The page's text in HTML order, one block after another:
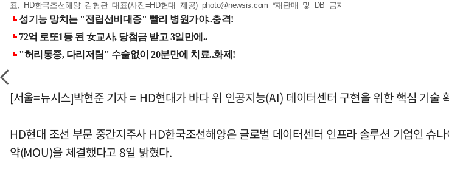
표, HD한국조선해양 김형관 대표(사진=HD현대 제공) photo@newsis.com *재판매 및 DB 금지
[서울=뉴시스]박현준 기자 = HD현대가 바다 위 인공지능(AI) 데이터센터 구현을 위한 핵심 기술
HD현대 조선 부문 중간지주사 HD한국조선해양은 글로벌 데이터센터 인프라 솔루션 기업인 슈
약(MOU)을 체결했다고 8일 밝혔다.